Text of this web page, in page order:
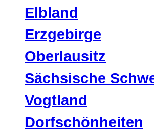
Elbland
Erzgebirge
Oberlausitz
Sächsische
Vogtland
Dorfschönheiten